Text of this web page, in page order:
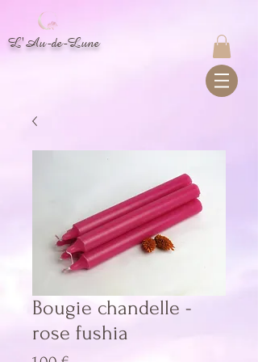
L'Au-de-Lune
Bougie chandelle -
rose fushia